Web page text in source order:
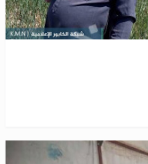
التعذيب بسجون